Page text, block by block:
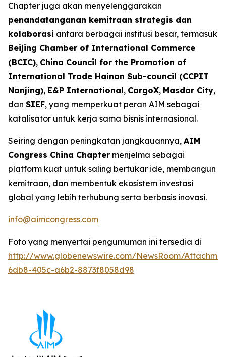
Chapter juga akan menyelenggarakan
penandatanganan kemitraan strategis dan
kolaborasi antara berbagai institusi besar, termasuk
Beijing Chamber of International Commerce
(BCIC), China Council for the Promotion of
International Trade Hainan Sub-council (CCPIT
Nanjing), E&P International, CargoX, Masdar City,
dan SIEF, yang memperkuat peran AIM sebagai
katalisator untuk kerja sama bisnis internasional.
Seiring dengan peningkatan jangkauannya, AIM
Congress China Chapter menjelma sebagai
platform kuat untuk saling bertukar ide, membangun
kemitraan, dan membentuk ekosistem investasi
global yang lebih terhubung serta berbasis inovasi.
info@aimcongress.com
Foto yang menyertai pengumuman ini tersedia di
http://www.globenewswire.com/NewsRoom/
6db8-405c-a6b2-8873f8058d98